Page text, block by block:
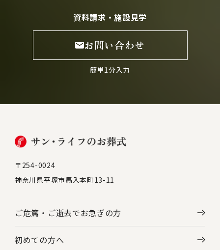
資料請求・施設見学
お問い合わせ
簡単1分入力
〒254-0024
神奈川県平塚市馬入本町13-11
ご危篤・ご逝去でお急ぎの方
初めての方へ